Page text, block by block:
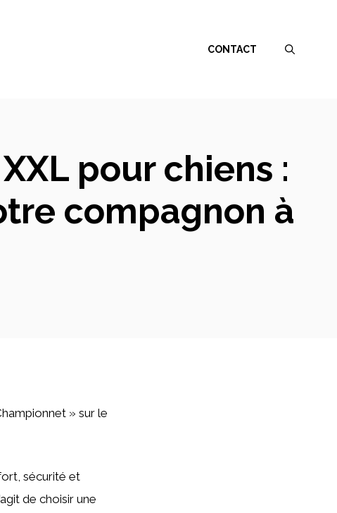
CONTACT
pour chiens :
compagnon à
» sur le
sécurité et
de choisir une